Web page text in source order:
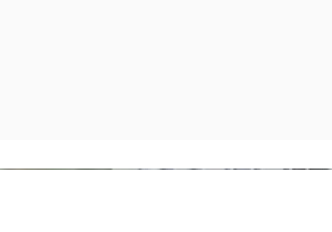
TEEKANNE TEALOUNGE